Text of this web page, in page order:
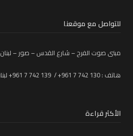
للتواصل مع موقعنا
مبنى صوت الفرح – شارع القدس – صور – لبنان
هاتف : 130 742 7 961+ / 139 742 7 961+ لبنان
الأكثر قراءة